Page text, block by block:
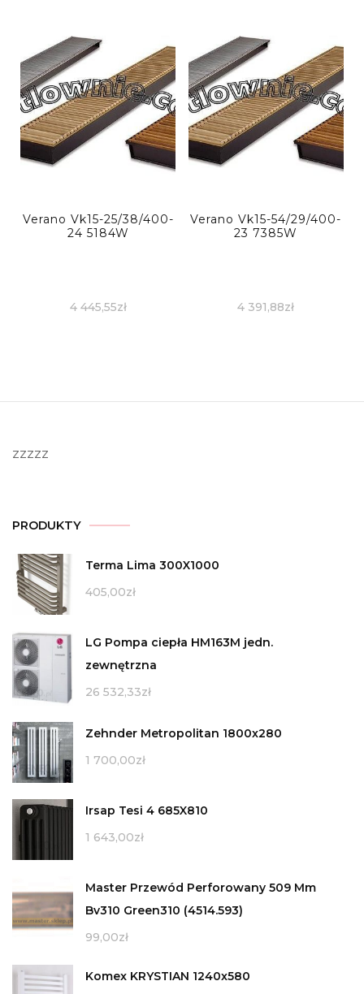
Verano Vk15-25/38/400-
24 5184W
4 445,55zł
Verano Vk15-54/29/400-
23 7385W
4 391,88zł
zzzzz
PRODUKTY
Terma Lima 300X1000
405,00zł
LG Pompa ciepła HM163M jedn.
zewnętrzna
26 532,33zł
Zehnder Metropolitan 1800x280
1 700,00zł
Irsap Tesi 4 685X810
1 643,00zł
Master Przewód Perforowany 509 Mm
Bv310 Green310 (4514.593)
99,00zł
Komex KRYSTIAN 1240x580